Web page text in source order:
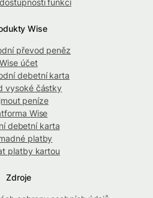
Wise
převod peněz
Wise účet
debetní karta
vysoké částky
peníze
Wise
debetní karta
platby
platby kartou
Zdroje